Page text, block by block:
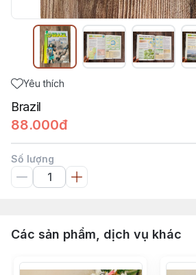
Yêu thích
Brazil
88.000đ
Số lượng
Các sản phẩm, dịch vụ khác